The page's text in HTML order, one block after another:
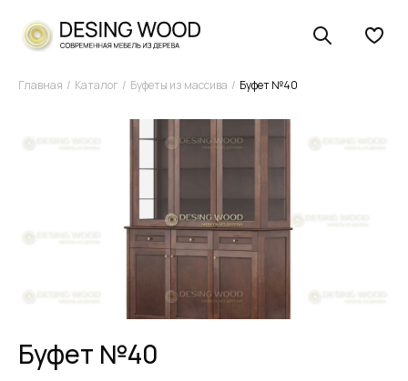
Главная Каталог Буфеты из массива Буфет №40
Буфет №40